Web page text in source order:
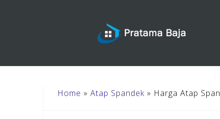
Home » Atap Spandek » Harga Atap